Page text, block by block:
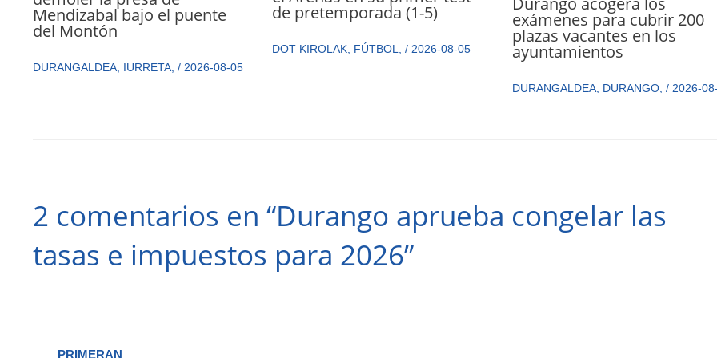
Mendizabal bajo el puente
del Montón
DURANGALDEA, IURRETA, / 2026-08-05
de pretemporada (1-5)
DOT KIROLAK FÚTBOL ,/ 2026-08-05
exámenes para cubrir 200
plazas vacantes en los
ayuntamientos
DURANGALDEA, DURANGO, / 2026-
2 comentarios en “Durango aprueba congelar las
tasas e impuestos para 2026”
PRIMERAN